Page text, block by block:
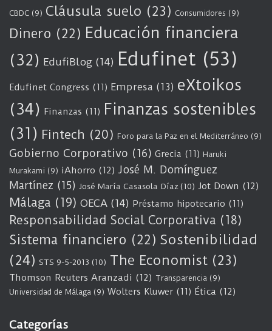
CBDC (9) Cláusula suelo (23) Consumidores (9)
Dinero (22) Educación financiera
(32) EdufiBlog (14) Edufinet (53)
Edufinet Congress (11) Empresa (13) eXtoikos
(34) Finanzas (11) Finanzas sostenibles
(31) Fintech (20) Foro para la Paz en el Mediterráneo (9)
Gobierno Corporativo (16) Grecia (11) Haruki
Murakami (9) iAhorro (12) José M. Domínguez
Martínez (15) José María Casasola Díaz(10) Jot Down (12)
Málaga (19) OECA (14) Préstamo hipotecario (11)
Responsabilidad Social Corporativa (18)
Sistema financiero (22) Sostenibilidad
(24) STS 9-5-2013 (10) The Economist (23)
Thomson Reuters Aranzadi (12) Transparencia (9)
Universidad de Málaga (9) Wolters Kluwer (11) Ética (12)
Categorías